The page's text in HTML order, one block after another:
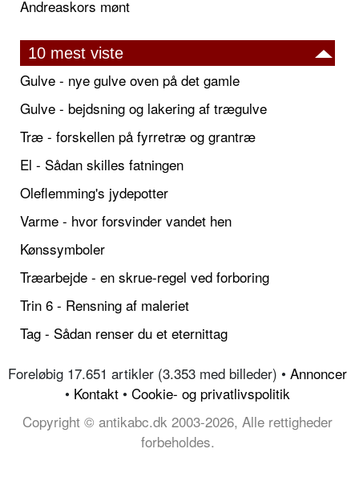
Andreaskors mønt
10 mest viste
Gulve - nye gulve oven på det gamle
Gulve - bejdsning og lakering af trægulve
Træ - forskellen på fyrretræ og grantræ
El - Sådan skilles fatningen
Oleflemming's jydepotter
Varme - hvor forsvinder vandet hen
Kønssymboler
Træarbejde - en skrue-regel ved forboring
Trin 6 - Rensning af maleriet
Tag - Sådan renser du et eternittag
Foreløbig 17.651 artikler (3.353 med billeder) • Annoncer
• Kontakt • Cookie- og privatlivspolitik
Copyright © antikabc.dk 2003-2026, Alle rettigheder
forbeholdes.